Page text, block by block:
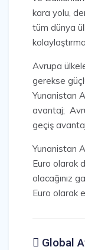
kara yolu,
tüm dünya
Avrupa
gerekse
Yunanistan
avantaj;
geçiş
Yunanistan
Euro olarak
olacağınız
Euro olarak
Global